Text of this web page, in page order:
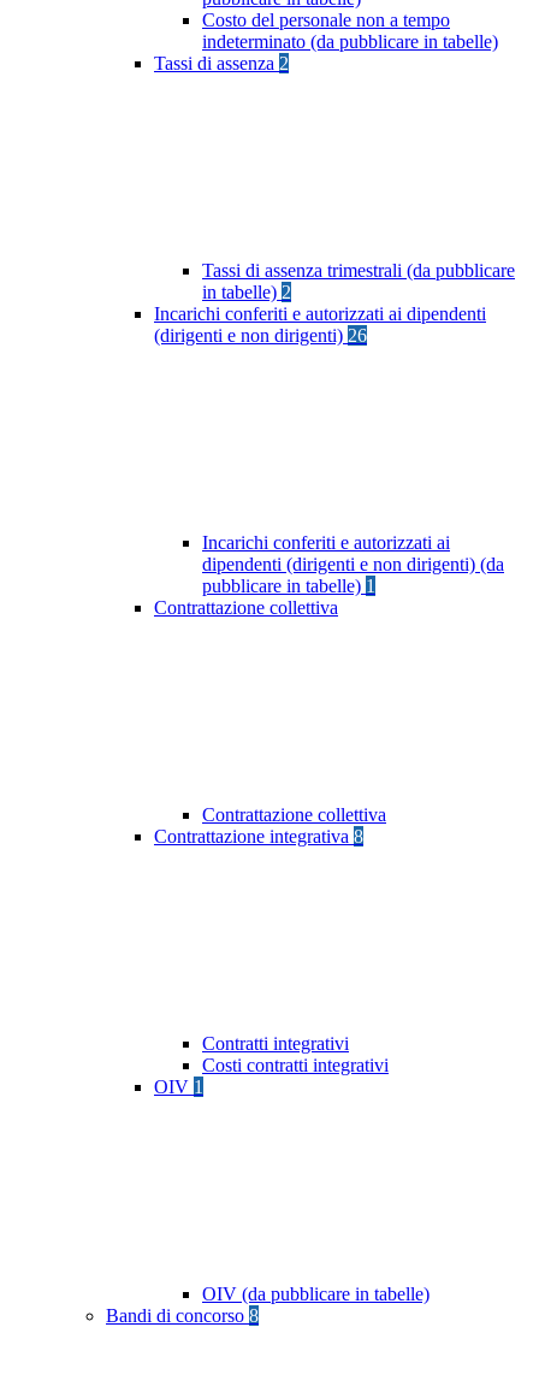
Costo del personale non a tempo
indeterminato (da pubblicare in tabelle)
Tassi di assenza 2
Tassi di assenza trimestrali (da pubblicare
in tabelle) 2
Incarichi conferiti e autorizzati ai dipendenti
(dirigenti e non dirigenti) 26
Incarichi conferiti e autorizzati ai
dipendenti (dirigenti e non dirigenti) (da
pubblicare in tabelle) 1
Contrattazione collettiva
Contrattazione collettiva
Contrattazione integrativa 8
Contratti integrativi
Costi contratti integrativi
OIV 1
OIV (da pubblicare in tabelle)
Bandi di concorso 8